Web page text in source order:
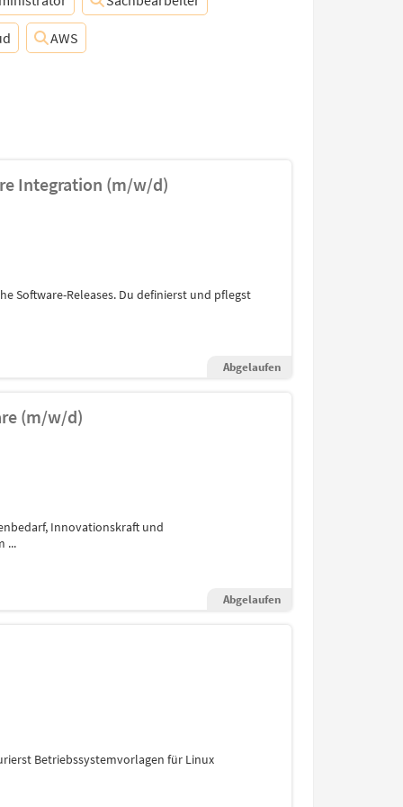
AWS
Integration (m/w/d)
Software-Releases. Du definierst und pflegst
Abgelaufen
(m/w/d)
Innovationskraft und
...
Abgelaufen
Betriebssystemvorlagen für Linux